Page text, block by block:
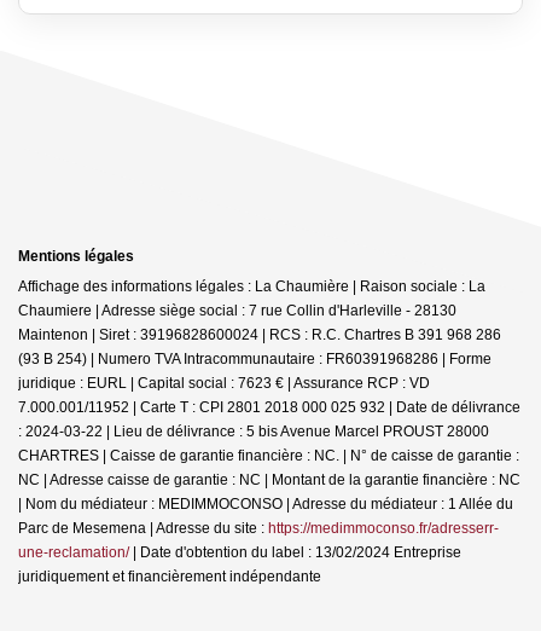
Mentions légales
Affichage des informations légales : La Chaumière | Raison sociale : La
Chaumiere | Adresse siège social : 7 rue Collin d'Harleville - 28130
Maintenon | Siret : 39196828600024 | RCS : R.C. Chartres B 391 968 286
(93 B 254) | Numero TVA Intracommunautaire : FR60391968286 | Forme
juridique : EURL | Capital social : 7623 € | Assurance RCP : VD
7.000.001/11952 | Carte T : CPI 2801 2018 000 025 932 | Date de délivrance
: 2024-03-22 | Lieu de délivrance : 5 bis Avenue Marcel PROUST 28000
CHARTRES | Caisse de garantie financière : NC. | N° de caisse de garantie :
NC | Adresse caisse de garantie : NC | Montant de la garantie financière : NC
| Nom du médiateur : MEDIMMOCONSO | Adresse du médiateur : 1 Allée du
Parc de Mesemena | Adresse du site : https://medimmoconso.fr/adresserr-
une-reclamation/| Date d'obtention du label : 13/02/2024 Entreprise
juridiquement et financièrement indépendante